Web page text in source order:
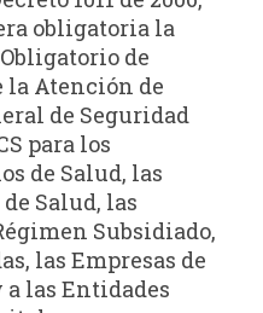
obligatoria la
de
la Atención de
de Seguridad
para los
de Salud, las
Salud, las
Subsidiado,
las Empresas de
las Entidades